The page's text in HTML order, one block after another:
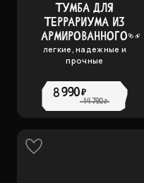
ТУМБА ДЛЯ
ТЕРРАРИУМА ИЗ
АРМИРОВАННОГО
КАРТОНА, AZTEC
45Х45 EXO-TERRA
легкие, надежные и
прочные
8 990 ₽
14 790 ₽